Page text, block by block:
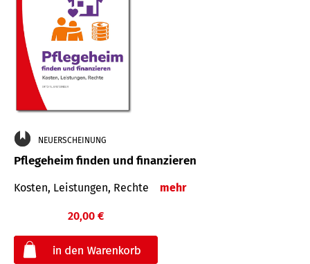
NEUERSCHEINUNG
Pflegeheim finden und finanzieren
Kosten, Leistungen, Rechte mehr
20,00 €